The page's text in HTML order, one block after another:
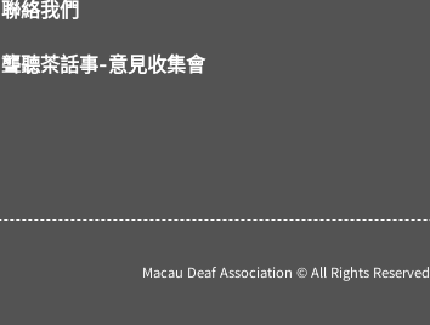
聯絡我們
聾聽茶話事-意見收集會
Macau Deaf Association © All Rights Reserved